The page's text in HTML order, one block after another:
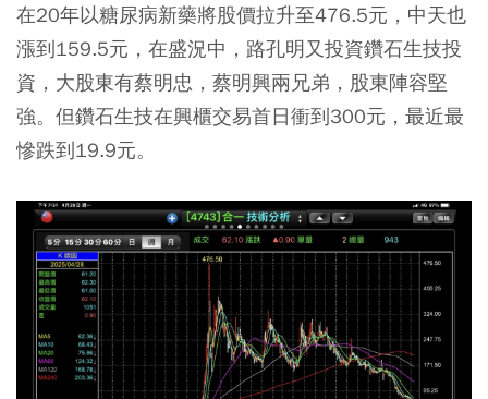
在20年以糖尿病新藥將股價拉升至476.5元，中天也
漲到159.5元，在盛況中，路孔明又投資鑽石生技投
資，大股東有蔡明忠，蔡明興兩兄弟，股東陣容堅
強。但鑽石生技在興櫃交易首日衝到300元，最近最
慘跌到19.9元。